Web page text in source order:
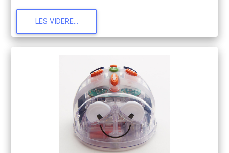
LES VIDERE...